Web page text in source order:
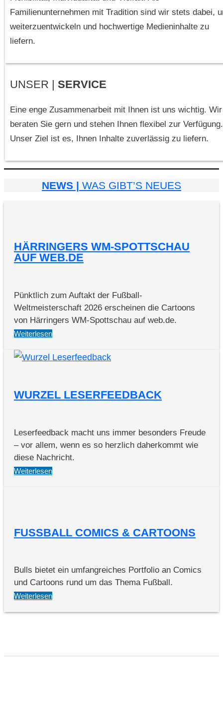
Familienunternehmen mit Tradition sind wir stets dabei,
weiterzuentwickeln und hochwertige Medieninhalte zu
liefern.
UNSER | SERVICE
Eine enge Zusammenarbeit mit Ihnen ist uns wichtig. Wir
beraten Sie gern und stehen Ihnen flexibel zur Verfügung.
Unser Ziel ist es, Ihnen Inhalte zuverlässig zu liefern.
NEWS | WAS GIBT’S NEUES
HÄRRINGERS WM-SPOTTSCHAU
AUF WEB.DE
Pünktlich zum Auftakt der Fußball-
Weltmeisterschaft 2026 erscheinen die Cartoons
von Härringers WM-Spottschau auf web.de.
Weiterlesen
WURZEL LESERFEEDBACK
Leserfeedback macht uns immer besonders Freude
– vor allem, wenn es so herzlich daherkommt wie
diese Nachricht.
Weiterlesen
FUSSBALL COMICS & CARTOONS
Bulls bietet ein umfangreiches Portfolio an Comics
und Cartoons rund um das Thema Fußball.
Weiterlesen